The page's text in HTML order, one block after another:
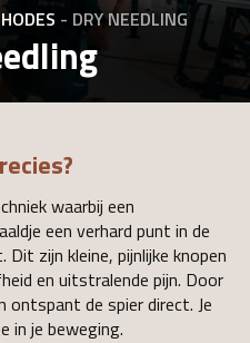
- DRY NEEDLING
waarbij een
een verhard punt in de
zijn kleine, pijnlijke knopen
en uitstralende pijn. Door
de spier direct. Je
in je beweging.